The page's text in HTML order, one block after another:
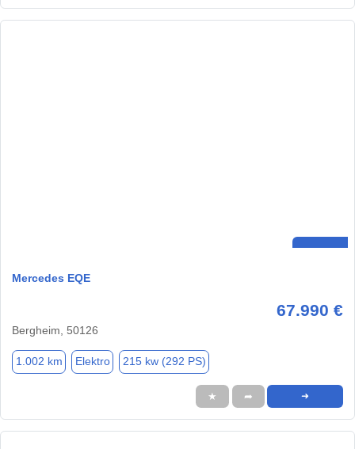
Mercedes EQE
67.990 €
Bergheim, 50126
1.002 km Elektro 215 kw (292 PS)
★ ➦ ➜